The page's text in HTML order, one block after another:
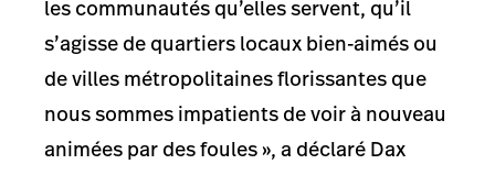
les communautés qu’elles servent, qu’il
s’agisse de quartiers locaux bien-aimés ou
de villes métropolitaines florissantes que
nous sommes impatients de voir à nouveau
animées par des foules », a déclaré Dax